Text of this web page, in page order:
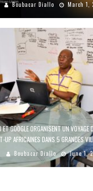
Boubacar Diallo March 1,
GOOGLE ORGANISENT UN
UP AFRICAINES DANS 5 GRANDES
Boubacar Diallo June 1,